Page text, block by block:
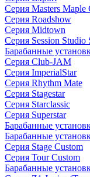
Серия Masters Maple
Серия Roadshow
Серия Midtown
Серия Session Studio
Барабанные
Серия Club-JAM
Серия ImperialStar
Серия Rhythm Mate
Серия Stagestar
Серия Starclassic
Серия Superstar
Барабанные
Барабанные
Серия Stage Custom
Серия Tour Custom
Барабанные